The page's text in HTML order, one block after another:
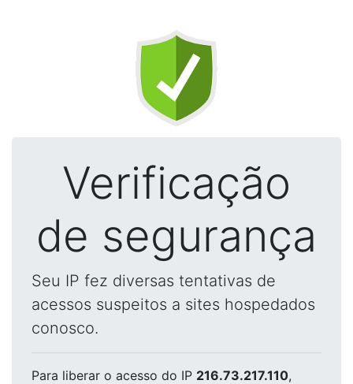
Verificação
de segurança
Seu IP fez diversas tentativas de
acessos suspeitos a sites hospedados
conosco.
Para liberar o acesso do IP 216.73.217.110,